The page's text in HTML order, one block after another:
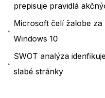
prepisuje pravidlá
Microsoft čelí žalobe
Windows 10
SWOT analýza
slabé stránky